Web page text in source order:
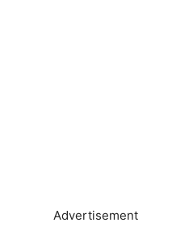
Advertisement